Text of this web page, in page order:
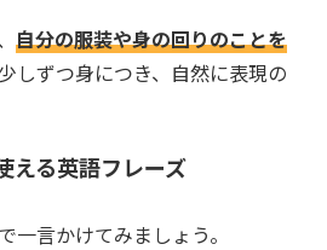
自分の服装や身の回りのことを
しずつ身につき、自然に表現の
える英語フレーズ
一言かけてみましょう。